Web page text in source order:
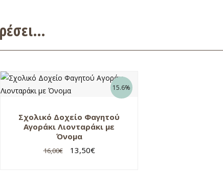
15.6%
Σχολικό Δοχείο Φαγητού
Αγοράκι Λιονταράκι με
Όνομα
16,00€ 13,50€